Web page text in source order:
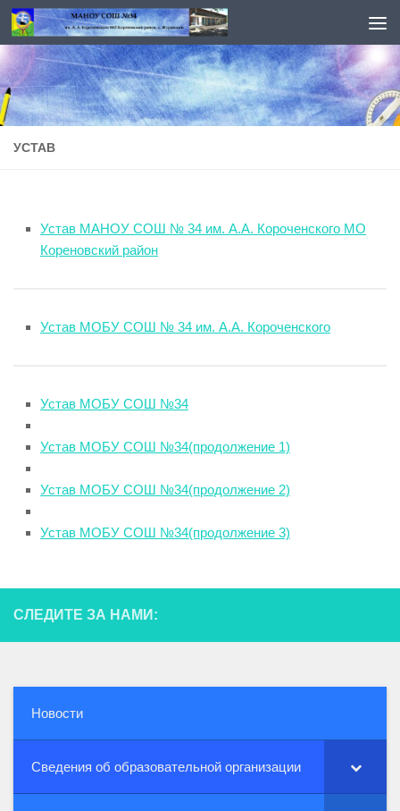
Перейти к содержимому
УСТАВ
Устав МАНОУ СОШ № 34 им. А.А. Короченского МО
Кореновский район
Устав МОБУ СОШ № 34 им. А.А. Короченского
Устав МОБУ СОШ №34
Устав МОБУ СОШ №34(продолжение 1)
Устав МОБУ СОШ №34(продолжение 2)
Устав МОБУ СОШ №34(продолжение 3)
СЛЕДИТЕ ЗА НАМИ:
Новости
Сведения об образовательной организации